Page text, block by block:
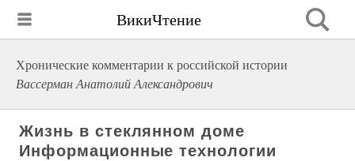
ВикиЧтение
Хронические комментарии к российской истории
Вассерман Анатолий Александрович
Жизнь в стеклянном доме
Информационные технологии